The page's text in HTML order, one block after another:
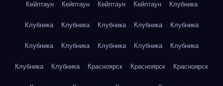
Кейптаун Кейптаун Кейптаун Кейптаун Клубника
Клубника Клубника Клубника Клубника Клубника
Клубника Клубника Клубника Клубника Клубника
Клубника Клубника Красноярск Красноярск Красноярск